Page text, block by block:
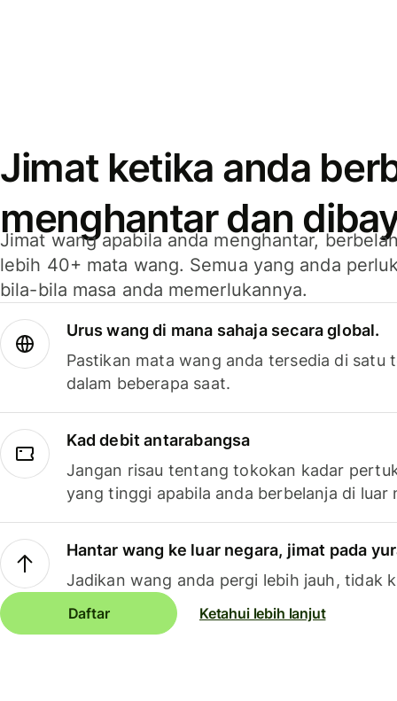
Jimat ketika anda
menghantar dan
Jimat wang apabila anda menghantar,
lebih 40+ mata wang. Semua yang anda
bila-bila masa anda memerlukannya.
Urus wang di mana sahaja secara global.
Pastikan mata wang anda tersedia di satu
dalam beberapa saat.
Kad debit antarabangsa
Jangan risau tentang tokokan kadar
yang tinggi apabila anda berbelanja di luar
Hantar wang ke luar negara, jimat pada
Jadikan wang anda pergi lebih jauh, tidak
Daftar Ketahui lebih lanjut